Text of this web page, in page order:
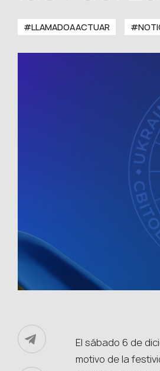
#LLAMADOAACTUAR
El sábado 6 de
motivo de la